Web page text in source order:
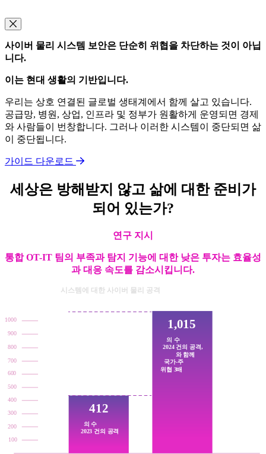
모달 닫기
사이버 물리 시스템 보안은 단순히 위협을 차단하는 것이 아닙
니다.
이는 현대 생활의 기반입니다.
우리는 상호 연결된 글로벌 생태계에서 함께 살고 있습니다.
공급망, 병원, 상업, 인프라 및 정부가 원활하게 운영되면 경제
와 사람들이 번창합니다. 그러나 이러한 시스템이 중단되면 삶
이 중단됩니다.
가이드 다운로드
세상은 방해받지 않고 삶에 대한 준비가
되어 있는가?
연구 지시
통합 OT-IT 팀의 부족과 탐지 기능에 대한 낮은 투자는 효율성
과 대응 속도를 감소시킵니다.
100
200
300
400
500
600
700
800
900
1000
412
의 수
2023 건의 공격
1,015
의 수
2024 건의 공격,
와 함께
국가-주
위협 3배
시스템에 대한 사이버 물리 공격